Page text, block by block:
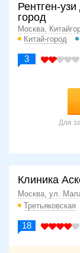
Рентген-
город
Москва,
Китай-город
3
Для
Клиника
Москва, ул.
Третьяковская
18